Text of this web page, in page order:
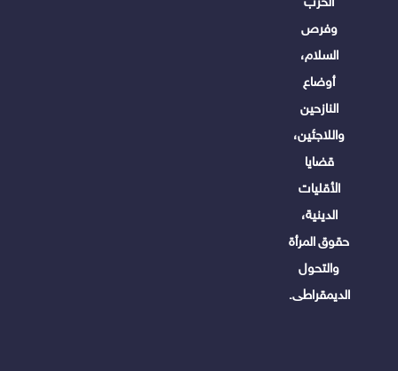
وفرص
السلام،
أوضاع
النازحين
واللاجئين،
قضايا
الأقليات
الدينية،
حقوق المرأة
والتحول
الديمقراطى.